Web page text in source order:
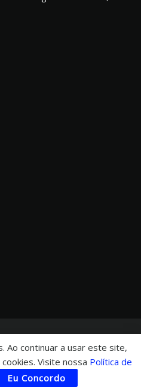
Ao continuar a usar este site,
Visite nossa Política de
Eu Concordo